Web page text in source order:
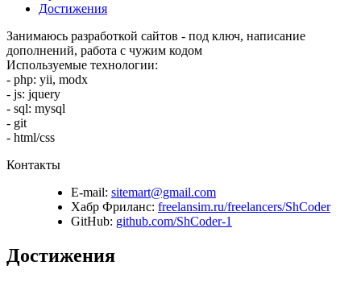
Достижения
Занимаюсь разработкой сайтов - под ключ, написание
дополнений, работа с чужим кодом
Используемые технологии:
- php: yii, modx
- js: jquery
- sql: mysql
- git
- html/css
Контакты
E-mail: sitemart@gmail.com
Хабр Фриланс: freelansim.ru/freelancers/ShCoder
GitHub: github.com/ShCoder-1
Достижения